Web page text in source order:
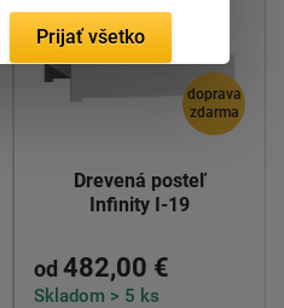
doprava
zdarma
Drevená posteľ
Infinity I-19
od 482,00 €
Skladom > 5 ks
Prijať všetko